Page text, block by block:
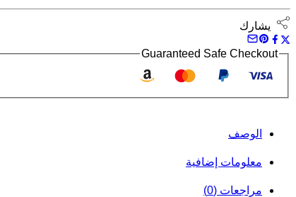
يشارك
Guaranteed Safe Checkout
الوصف
معلومات إضافية
مراجعات (0)